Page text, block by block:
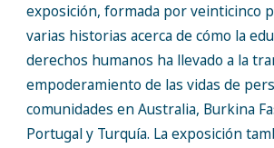
exposición, formada por veinticinco
varias historias acerca de cómo la
derechos humanos ha llevado a la
empoderamiento de las vidas de
comunidades en Australia, Burkina
Portugal y Turquía. La exposición